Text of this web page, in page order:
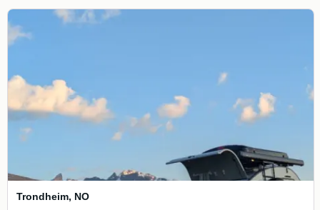
Trondheim, NO